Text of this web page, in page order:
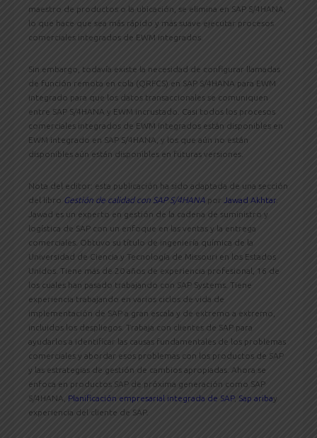
maestro de productos o la ubicación, se elimina en SAP S/4HANA,
lo que hace que sea más rápido y más suave ejecutar procesos
comerciales integrados de EWM integrados.
Sin embargo, todavía existe la necesidad de configurar llamadas
de función remota en cola (QRFCS) en SAP S/4HANA para EWM
integrado para que los datos transaccionales se comuniquen
entre SAP S/4HANA y EWM incrustado. Casi todos los procesos
comerciales integrados de EWM integrados están disponibles en
EWM integrado en SAP S/4HANA, y los que aún no están
disponibles aún están disponibles en futuras versiones.
Nota del editor: esta publicación ha sido adaptada de una sección
del libro Gestión de calidad con SAP S/4HANA por Jawad Akhtar
Jawad es un experto en gestión de la cadena de suministro y
logística de SAP con un enfoque en las ventas y la entrega
comerciales. Obtuvo su título de ingeniería química de la
Universidad de Ciencia y Tecnología de Missouri en los Estados
Unidos. Tiene más de 20 años de experiencia profesional, 16 de
los cuales han pasado trabajando con SAP Systems. Tiene
experiencia trabajando en varios ciclos de vida de
implementación de SAP a gran escala y de extremo a extremo,
incluidos los despliegos. Trabaja con clientes de SAP para
ayudarlos a identificar las causas fundamentales de los problemas
comerciales y abordar esos problemas con los productos de SAP
y las estrategias de gestión de cambios apropiadas. Ahora se
enfoca en productos SAP de próxima generación como SAP
S/4HANA, Planificación empresarial integrada de SAP, Sap aribay
experiencia del cliente de SAP.